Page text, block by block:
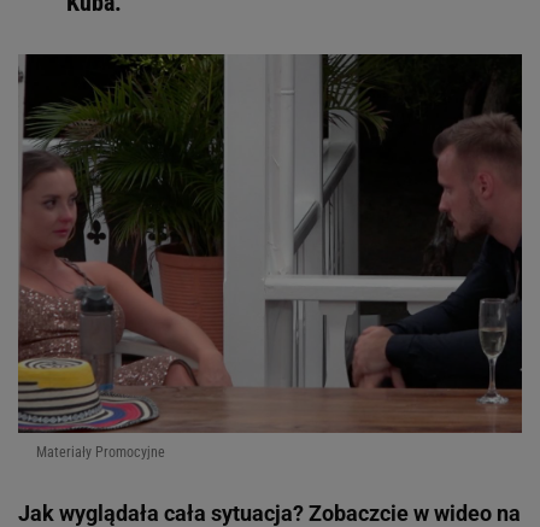
Materiały Promocyjne
Jak wyglądała cała sytuacja? Zobaczcie w wideo na